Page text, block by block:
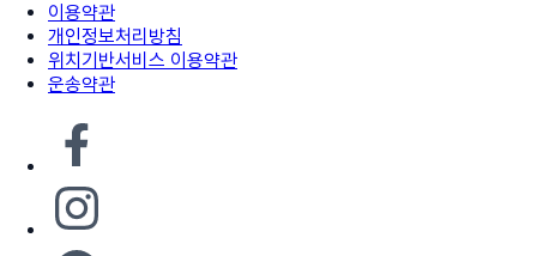
이용약관
개인정보처리방침
위치기반서비스 이용약관
운송약관